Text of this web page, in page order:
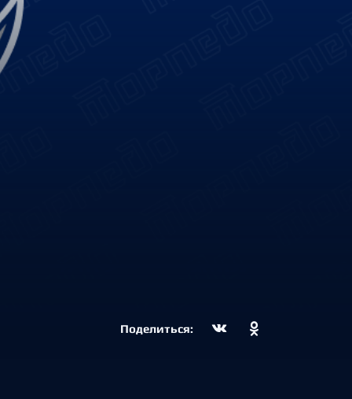
Поделиться: